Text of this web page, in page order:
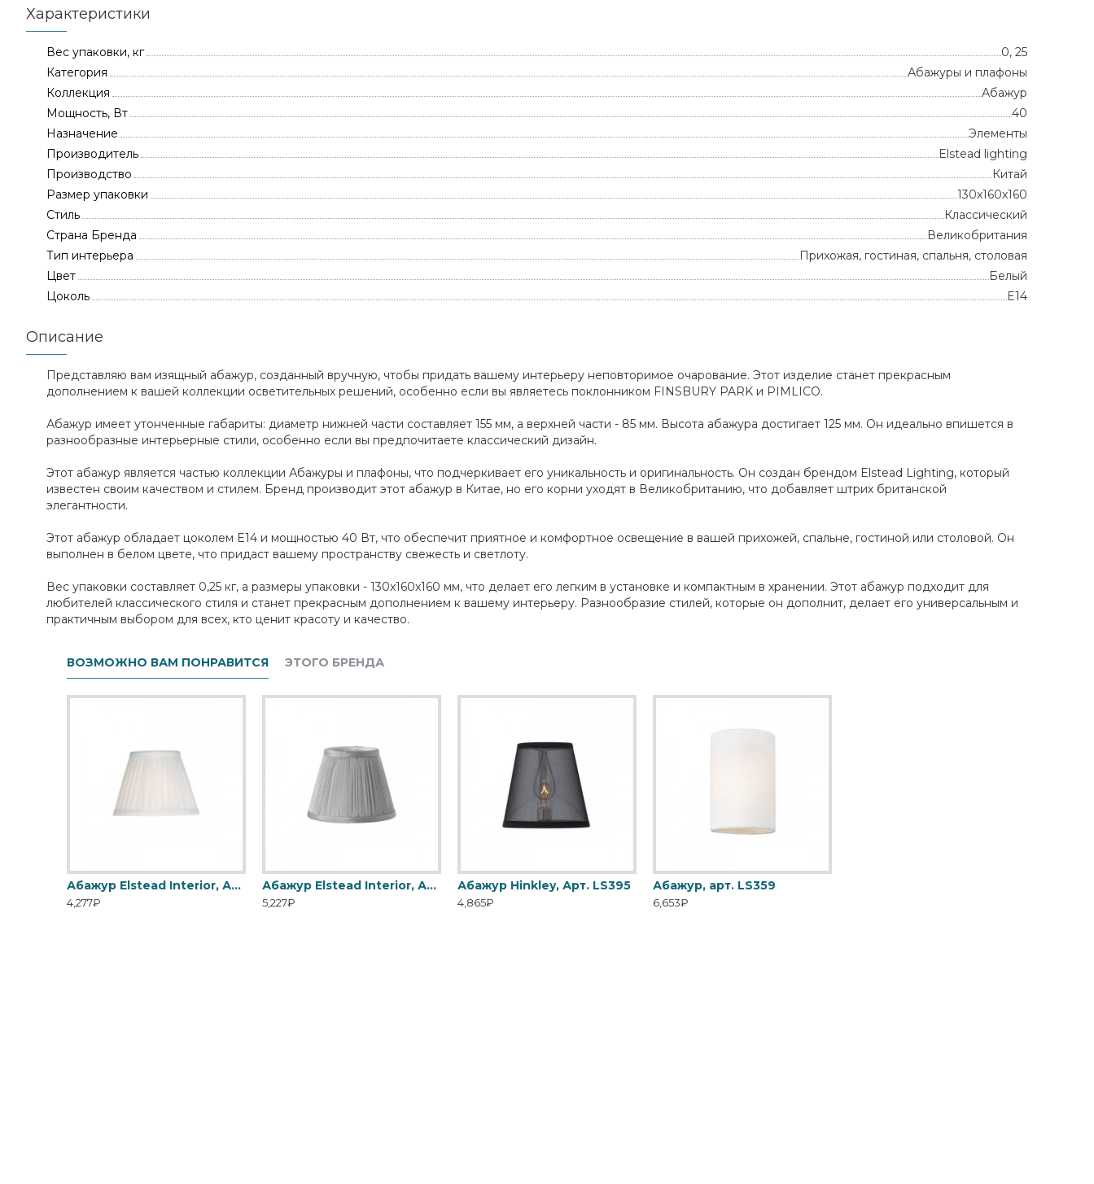
Характеристики
Вес упаковки, кг
0, 25
Категория
Абажуры и плафоны
Коллекция
Абажур
Мощность, Вт
40
Назначение
Элементы
Производитель
Elstead lighting
Производство
Китай
Размер упаковки
130x160x160
Стиль
Классический
Страна Бренда
Великобритания
Тип интерьера
Прихожая, гостиная, спальня, столовая
Цвет
Белый
Цоколь
E14
Описание
Представляю вам изящный абажур, созданный вручную, чтобы придать вашему интерьеру неповторимое очарование. Этот изделие станет прекрасным
дополнением к вашей коллекции осветительных решений, особенно если вы являетесь поклонником FINSBURY PARK и PIMLICO.
Абажур имеет утонченные габариты: диаметр нижней части составляет 155 мм, а верхней части - 85 мм. Высота абажура достигает 125 мм. Он идеально впишется в
разнообразные интерьерные стили, особенно если вы предпочитаете классический дизайн.
Этот абажур является частью коллекции Абажуры и плафоны, что подчеркивает его уникальность и оригинальность. Он создан брендом Elstead Lighting, который
известен своим качеством и стилем. Бренд производит этот абажур в Китае, но его корни уходят в Великобританию, что добавляет штрих британской
элегантности.
Этот абажур обладает цоколем E14 и мощностью 40 Вт, что обеспечит приятное и комфортное освещение в вашей прихожей, спальне, гостиной или столовой. Он
выполнен в белом цвете, что придаст вашему пространству свежесть и светлоту.
Вес упаковки составляет 0,25 кг, а размеры упаковки - 130x160x160 мм, что делает его легким в установке и компактным в хранении. Этот абажур подходит для
любителей классического стиля и станет прекрасным дополнением к вашему интерьеру. Разнообразие стилей, которые он дополнит, делает его универсальным и
практичным выбором для всех, кто ценит красоту и качество.
ВОЗМОЖНО ВАМ ПОНРАВИТСЯ ЭТОГО БРЕНДА
Абажур Elstead Interior, Арт. LS162
4,277₽
Абажур Elstead Interior, Арт. LS200
5,227₽
Абажур Hinkley, Арт. LS395
4,865₽
Абажур, арт. LS359
6,653₽